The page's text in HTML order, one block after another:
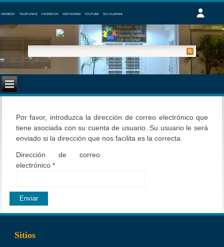
INGRESO TELÉFONOS FACEBOOK INSTAGRAM YOUTUBE SIU GUARANI
Por favor, introduzca la dirección de correo electrónico que
tiene asociada con su cuenta de usuario. Su usuario le será
enviado si la dirección que nos facilita es la correcta.
Dirección de correo
electrónico*
Enviar
Sitios